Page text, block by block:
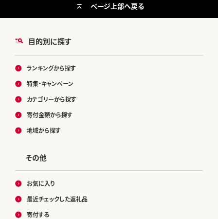
目的別に探す
ランキングから探す
特集・キャンペーン
カテゴリーから探す
寄付金額から探す
地域から探す
その他
お気に入り
最近チェックした返礼品
寄付する
ページ上部へ戻る